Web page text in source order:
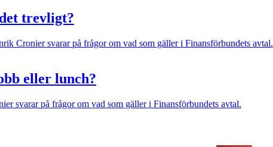
trevligt?
Cronier svarar på frågor om vad som gäller i Finansförbundets avtal.
eller lunch?
svarar på frågor om vad som gäller i Finansförbundets avtal.